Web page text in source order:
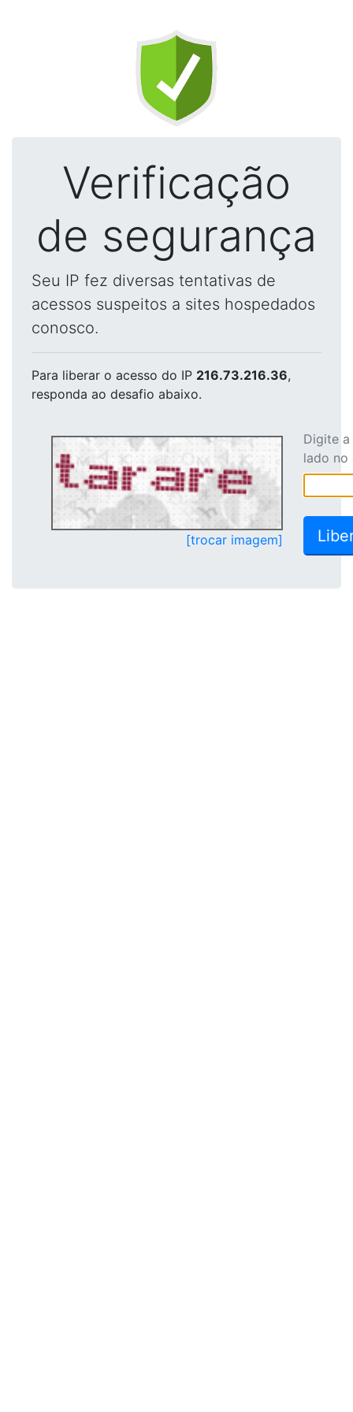
Verificação
de segurança
Seu IP fez diversas tentativas de
acessos suspeitos a sites hospedados
conosco.
Para liberar o acesso do IP 216.73.216.36,
responda ao desafio abaixo.
[trocar imagem]
Digite
lado no